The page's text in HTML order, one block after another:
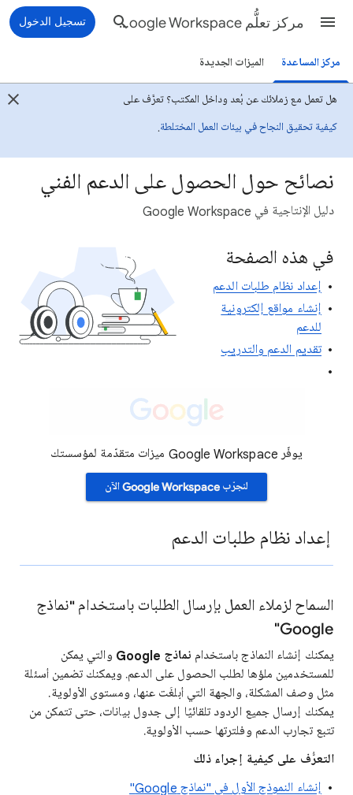
مركز تعلُّم Google Workspace تسجيل الدخول
مركز المساعدة الميزات الجديدة
هل تعمل مع زملائك عن بُعد وداخل المكتب؟ تعرَّف على
كيفية تحقيق النجاح في بيئات العمل المختلطة.
نصائح حول الحصول على الدعم الفني
دليل الإنتاجية في Google Workspace
في هذه الصفحة
إعداد نظام طلبات الدعم
إنشاء مواقع إلكترونية
للدعم
تقديم الدعم والتدريب
يوفّر Google Workspace ميزات متقدّمة لمؤسستك
لنجرّب Google Workspace الآن
إعداد نظام طلبات الدعم
السماح لزملاء العمل بإرسال الطلبات باستخدام "نماذج
Google"
يمكنك إنشاء النماذج باستخدام نماذج Google والتي يمكن
للمستخدمين ملؤها لطلب الحصول على الدعم. ويمكنك تضمين أسئلة
مثل وصف المشكلة، والجهة التي أبلغَت عنها، ومستوى الأولوية.
يمكنك إرسال جميع الردود تلقائيًا إلى جدول بيانات، حتى تتمكن من
تتبع تجارب الدعم وفلترتها حسب الأولوية.
التعرُّف على كيفية إجراء ذلك
إنشاء النموذج الأول في "نماذج Google"